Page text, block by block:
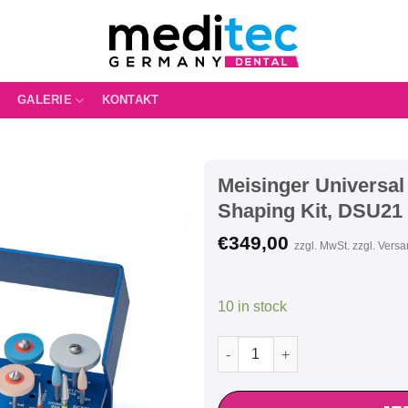
GALERIE KONTAKT
Meisinger
Shaping Kit, DSU21
€349,00 zzgl. MwSt. zzgl.
10 in stock
Meisinger Universal Extraoral